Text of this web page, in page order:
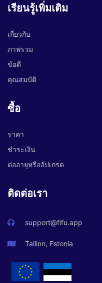
เรียนรู้เพิ่มเติม
เกี่ยวกับ
ภาพรวม
ข้อดี
คุณสมบัติ
ซื้อ
ราคา
ชำระเงิน
ต่ออายุหรืออัปเกรด
ติดต่อเรา
support@fifu.app
Tallinn, Estonia